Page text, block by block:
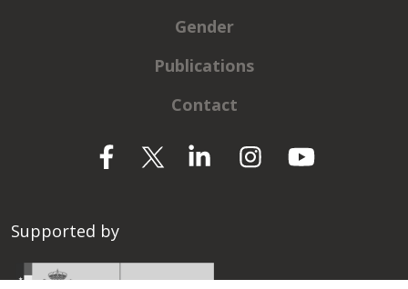
Gender
Publications
Contact
Supported by